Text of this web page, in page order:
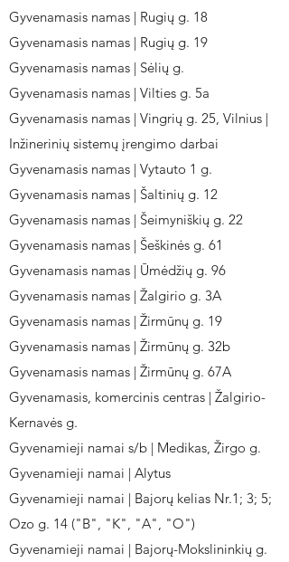
Gyvenamasis namas | Rugių g. 18
Gyvenamasis namas | Rugių g. 19
Gyvenamasis namas | Sėlių g.
Gyvenamasis namas | Vilties g. 5a
Gyvenamasis namas | Vingrių g. 25, Vilnius |
Inžinerinių sistemų įrengimo darbai
Gyvenamasis namas | Vytauto 1 g.
Gyvenamasis namas | Šaltinių g. 12
Gyvenamasis namas | Šeimyniškių g. 22
Gyvenamasis namas | Šeškinės g. 61
Gyvenamasis namas | Ūmėdžių g. 96
Gyvenamasis namas | Žalgirio g. 3A
Gyvenamasis namas | Žirmūnų g. 19
Gyvenamasis namas | Žirmūnų g. 32b
Gyvenamasis namas | Žirmūnų g. 67A
Gyvenamasis, komercinis centras | Žalgirio-
Kernavės g.
Gyvenamieji namai s/b | Medikas, Žirgo g.
Gyvenamieji namai | Alytus
Gyvenamieji namai | Bajorų kelias Nr.1; 3; 5;
Ozo g. 14 ("B", "K", "A", "O")
Gyvenamieji namai | Bajorų-Mokslininkių g.